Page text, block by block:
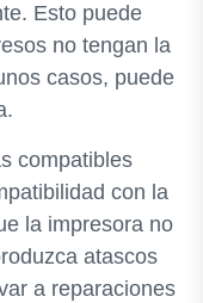
Esto puede
no tengan la
casos, puede
compatibles
con la
la impresora no
atascos
a reparaciones